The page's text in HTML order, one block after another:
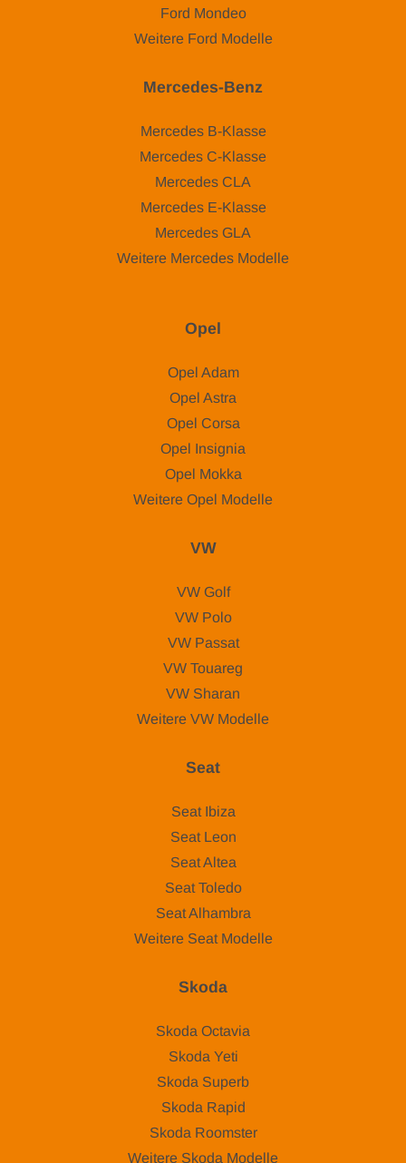
Ford Mondeo
Weitere Ford Modelle
Mercedes-Benz
Mercedes B-Klasse
Mercedes C-Klasse
Mercedes CLA
Mercedes E-Klasse
Mercedes GLA
Weitere Mercedes Modelle
Opel
Opel Adam
Opel Astra
Opel Corsa
Opel Insignia
Opel Mokka
Weitere Opel Modelle
VW
VW Golf
VW Polo
VW Passat
VW Touareg
VW Sharan
Weitere VW Modelle
Seat
Seat Ibiza
Seat Leon
Seat Altea
Seat Toledo
Seat Alhambra
Weitere Seat Modelle
Skoda
Skoda Octavia
Skoda Yeti
Skoda Superb
Skoda Rapid
Skoda Roomster
Weitere Skoda Modelle